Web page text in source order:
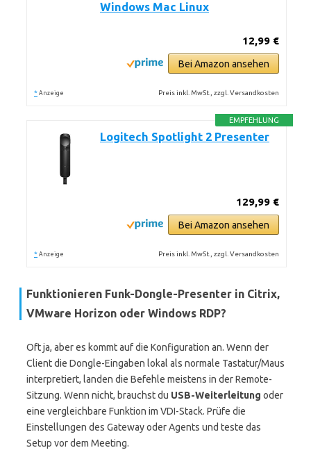
Windows Mac Linux
12,99 €
Bei Amazon ansehen
* Anzeige Preis inkl. MwSt., zzgl. Versandkosten
EMPFEHLUNG
Logitech Spotlight 2 Presenter
129,99 €
Bei Amazon ansehen
* Anzeige Preis inkl. MwSt., zzgl. Versandkosten
Funktionieren Funk-Dongle-Presenter in Citrix,
VMware Horizon oder Windows RDP?
Oft ja, aber es kommt auf die Konfiguration an. Wenn der
Client die Dongle-Eingaben lokal als normale Tastatur/Maus
interpretiert, landen die Befehle meistens in der Remote-
Sitzung. Wenn nicht, brauchst du USB-Weiterleitung oder
eine vergleichbare Funktion im VDI-Stack. Prüfe die
Einstellungen des Gateway oder Agents und teste das
Setup vor dem Meeting.